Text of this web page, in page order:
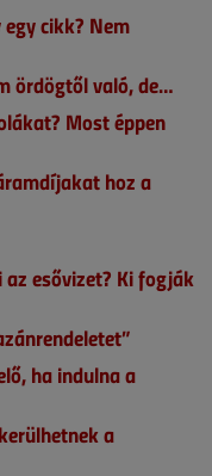
cikk? Nem
ördögtől való, de…
Most éppen
hoz a
esővizet? Ki fogják
ha indulna a
a